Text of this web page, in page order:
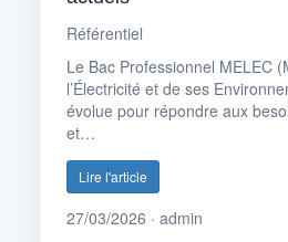
Référentiel
Le Bac Professionnel MELEC
l’Électricité et de ses
évolue pour répondre aux
et…
Lire l'article
27/03/2026 · admin